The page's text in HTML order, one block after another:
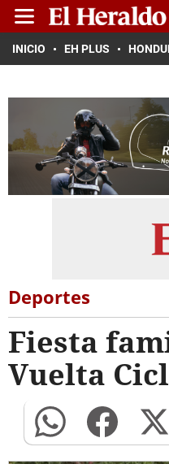
INICIO EH PLUS
Deportes
Fiesta
Vuelta